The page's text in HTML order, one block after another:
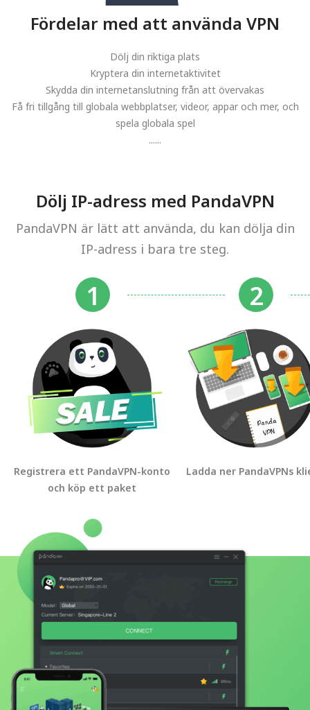
Fördelar med att använda VPN
Dölj din riktiga plats
Kryptera din internetaktivitet
Skydda din internetanslutning från att övervakas
Få fri tillgång till globala webbplatser, videor, appar och mer, och
spela globala spel
......
Dölj IP-adress med PandaVPN
PandaVPN är lätt att använda, du kan dölja din
IP-adress i bara tre steg.
Registrera ett PandaVPN-konto
och köp ett paket
Ladda ner PandaVPNs